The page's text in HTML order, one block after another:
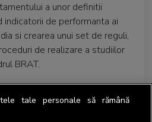
a unor definitii
indicatorii de performanta ai
si crearea unui set de reguli,
de realizare a studiilor
BRAT.
In cadrul DDAS se realizeaza
Studiul National de Audienta
tale personale să rămână